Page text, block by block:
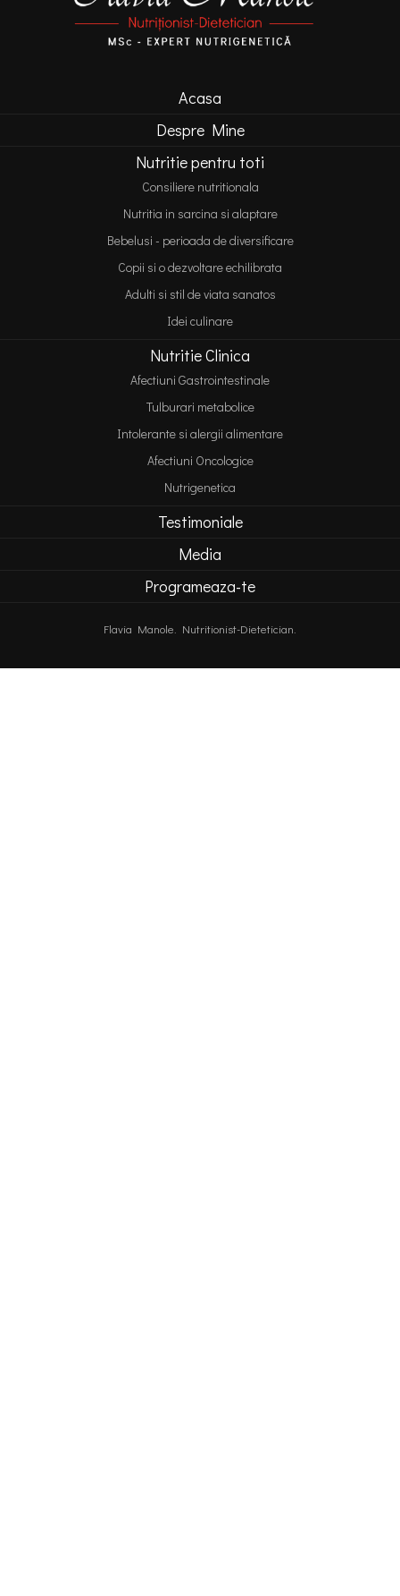
Acasa
Despre Mine
Nutritie pentru toti
Consiliere nutritionala
Nutritia in sarcina si alaptare
Bebelusi - perioada de diversificare
Copii si o dezvoltare echilibrata
Adulti si stil de viata sanatos
Idei culinare
Nutritie Clinica
Afectiuni Gastrointestinale
Tulburari metabolice
Intolerante si alergii alimentare
Afectiuni Oncologice
Nutrigenetica
Testimoniale
Media
Programeaza-te
Flavia Manole. Nutritionist-Dietetician